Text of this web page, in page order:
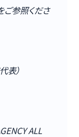
ご参照くださ
表）
ALL